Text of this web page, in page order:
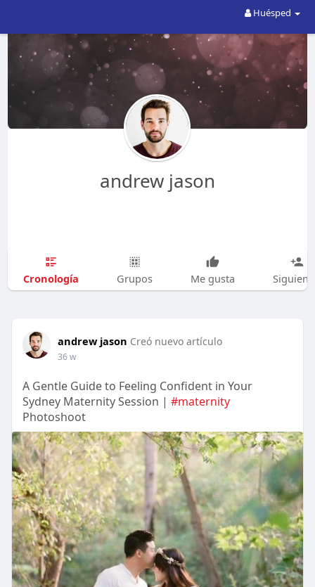
Huésped
andrew jason
Cronología Grupos Me gusta
andrew jason Creó nuevo artículo
36 w
A Gentle Guide to Feeling Confident in Your
Sydney Maternity Session | #maternity
Photoshoot